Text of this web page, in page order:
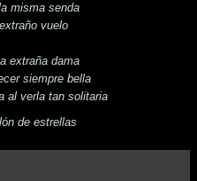
misma senda
vuelo
extraña dama
siempre bella
al verla tan solitaria
de estrellas